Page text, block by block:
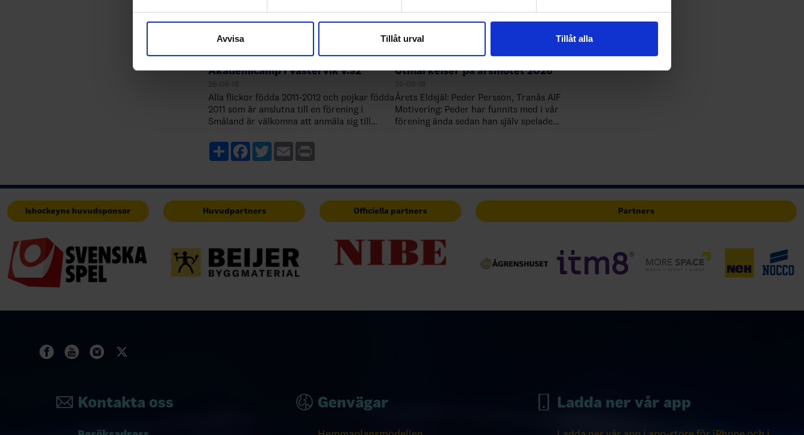
sociala medier och analysera vår trafik. Vi vidarebefordrar även sådana identifierare och annan information från din enhet
till de sociala medier och annons- och analysföretag som vi samarbetar med. Dessa kan i sin tur kombinera informationen
Avvisa Tillåt urval Tillåt alla
Akademicamp i Västervik v.32
26-06-18
Alla flickor födda 2011-2012 och pojkar födda
2011 som är anslutna till en förening i
Småland är välkomna att anmäla sig till
godkänner ditt deltagande innan d…
Utmärkelser på årsmötet 2026
26-06-18
Årets Eldsjäl: Peder Persson, Tranås AIF
Motivering: Peder har funnits med i vår
förening ända sedan han själv spelade
ShareFacebook
TwitterEmail
Ishockeyns huvudsponsor Huvudpartners Officiella partners Partners
Kontakta oss Genvägar Ladda ner vår app